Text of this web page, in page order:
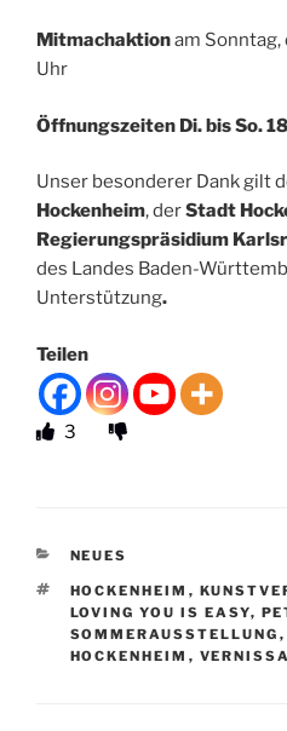
Mitmachaktionam Sonntag,
Uhr
Öffnungszeiten Di. bis So.
Unser besonderer Dank gilt
Hockenheim, derStadt
Regierungspräsidium
des Landes Baden-
Unterstützung.
Teilen
3
KATEGORIEN
NEUES
SCHLAGWÖRTER
HOCKENHEIM ,
LOVING YOU IS EASY,
SOMMERAUSSTELLUNG ,
HOCKENHEIM ,